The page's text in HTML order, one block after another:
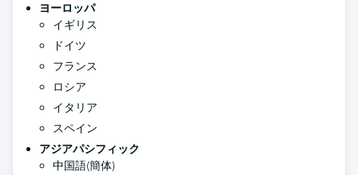
ヨーロッパ
イギリス
ドイツ
フランス
ロシア
イタリア
スペイン
アジアパシフィック
中国語(簡体)